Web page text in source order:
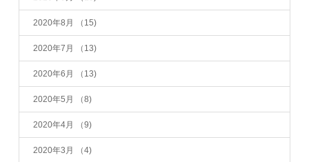
2020年8月 （15)
2020年7月 （13)
2020年6月 （13)
2020年5月 （8)
2020年4月 （9)
2020年3月 （4)